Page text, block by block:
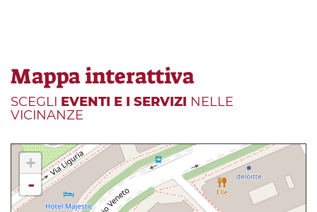
Mappa interattiva
SCEGLI EVENTI E I SERVIZI NELLE
VICINANZE
+
-